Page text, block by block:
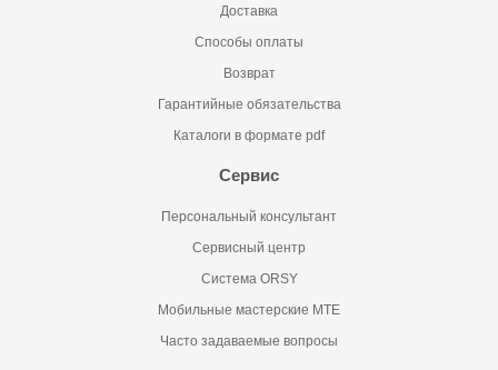
Доставка
Способы оплаты
Возврат
Гарантийные обязательства
Каталоги в формате pdf
Сервис
Персональный консультант
Сервисный центр
Система ORSY
Мобильные мастерские MTE
Часто задаваемые вопросы